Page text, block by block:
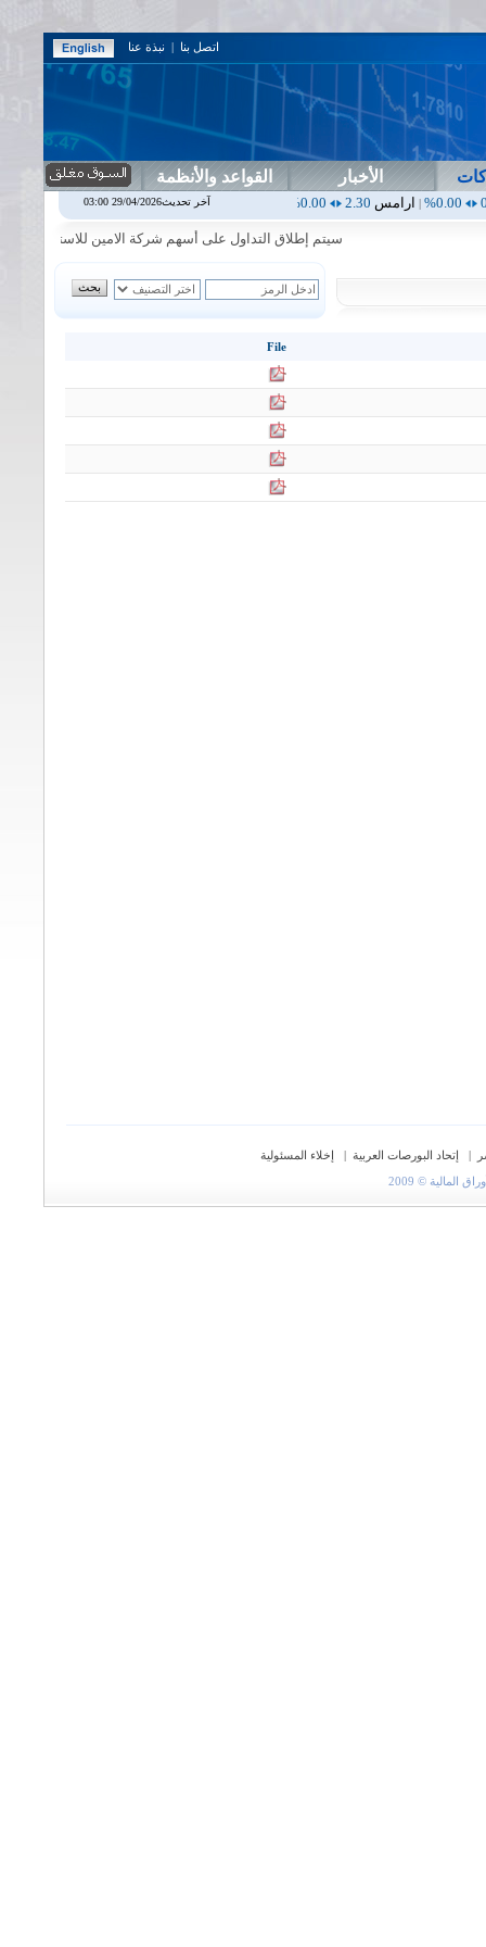
اتصل بنا | نبذة عنا
الأخبار القواعد والأنظمة
2.30
|اربيل 0.00 اس بنك0.00
0.00%
|اسفنج
سيتم إطلاق التداول على أسهم شركة الامين للاستثمار المالي في
File
| إتحاد البورصات العربية |
إخلاء المسئولية
© 2009